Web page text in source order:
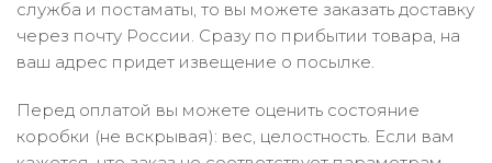
служба и постаматы, то вы можете заказать доставку
через почту России. Сразу по прибытии товара, на
ваш адрес придет извещение о посылке.
Перед оплатой вы можете оценить состояние
коробки (не вскрывая): вес, целостность. Если вам